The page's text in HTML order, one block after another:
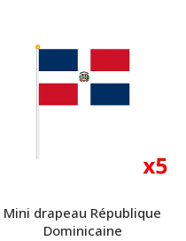
Mini drapeau République
Dominicaine